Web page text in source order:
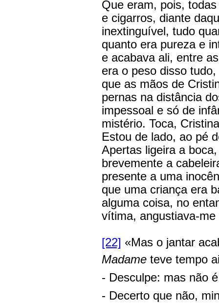
Que eram, pois,
e cigarros, diante
inextinguível, tudo
quanto era pureza e
e acabava ali, entre
era o peso disso
que as mãos de
pernas na distância
impessoal e só de
mistério. Toca,
Estou de lado, ao pé
Apertas ligeira a
brevemente a
presente a uma
que uma criança era
alguma coisa, no
vítima, angustiava-
[22] «Mas o jantar
Madame teve tempo
- Desculpe: mas não
- Decerto que não,